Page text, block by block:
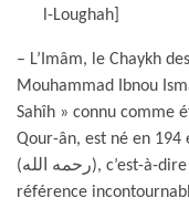
l-Loughah]
– L’Imâm, le Chaykh
Mouhammad Ibnou
Sahîh » connu comme
Qour-ân, est né en 194
(رحمه الله), c’est-à-dire il y a plus de 1175 ans. Il est une
référence